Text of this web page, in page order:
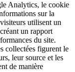
Analytics, le cookie
sur la
utilisent un
un rapport
du site.
collectées figurent le
leur source et les
de manière